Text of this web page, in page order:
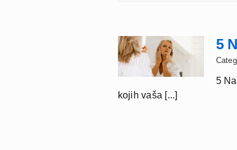
5
5
kojih vaša [...]